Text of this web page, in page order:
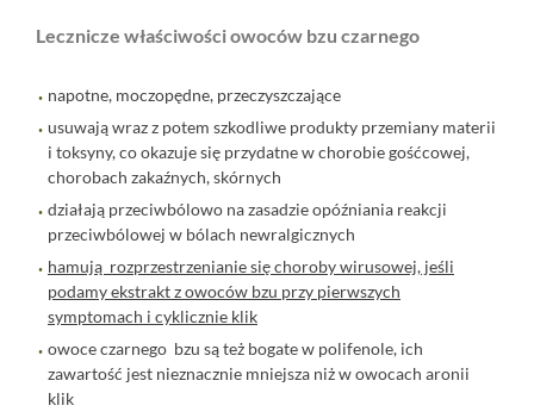
Lecznicze właściwości owoców bzu czarnego
napotne, moczopędne, przeczyszczające
usuwają wraz z potem szkodliwe produkty przemiany materii
i toksyny, co okazuje się przydatne w chorobie gośćcowej,
chorobach zakaźnych, skórnych
działają przeciwbólowo na zasadzie opóźniania reakcji
przeciwbólowej w bólach newralgicznych
hamują rozprzestrzenianie się choroby wirusowej, jeśli
podamy ekstrakt z owoców bzu przy pierwszych
symptomach i cyklicznie klik
owoce czarnego bzu są też bogate w polifenole, ich
zawartość jest nieznacznie mniejsza niż w owocach aronii
klik